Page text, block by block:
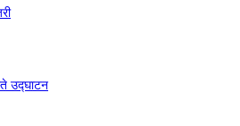
उद्घाटन